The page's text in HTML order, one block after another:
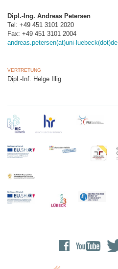
Dipl.-Ing. Andreas Petersen
Tel: +49 451 3101 2020
Fax: +49 451 3101 2004
andreas.petersen(at)uni-luebeck(dot)de
VERTRETUNG
Dipl.-Inf. Helge Illig